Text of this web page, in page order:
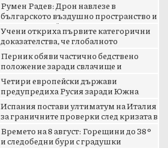
Румен Радев: Дрон навлезе в
българското въздушно пространство и
се взриви край границата с...
Учени откриха първите категорични
доказателства, че глобалното
затопляне се ускорява
Перник обяви частично бедствено
положение заради свлачище и
пропаднал път
Четири европейски държави
предупредиха Русия заради Южна
Осетия
Испания постави ултиматум на Италия
за граничните проверки след кризата в
Сеута
Времето на 8 август: Горещини до 38°
и следобедни бури с градушки